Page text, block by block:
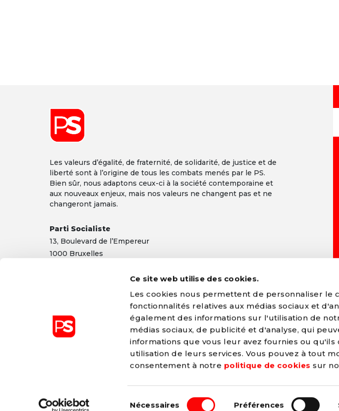
Ce site web utilise des cookies.
Les cookies nous permettent de personnaliser le
fonctionnalités relatives aux médias sociaux et
également des informations sur l'utilisation de
médias sociaux, de publicité et d'analyse, qui
informations que vous leur avez fournies ou
utilisation de leurs services. Vous pouvez à tout
consentement à notre politique de cookies sur
Nécessaires Préférences
Les valeurs d’égalité, de fraternité, de solidarité, de justice et de
liberté sont à l’origine de tous les combats menés par le PS.
Bien sûr, nous adaptons ceux-ci à la société contemporaine et
aux nouveaux enjeux, mais nos valeurs ne changent pas et ne
changeront jamais.
Parti Socialiste
13, Boulevard de l’Empereur
1000 Bruxelles
Mentions légales |Confidentialité
Le Parti Socialiste est membre du Parti Socialiste
Européen (PSE)
PES declaration of principles
© 2026 Parti Socialiste